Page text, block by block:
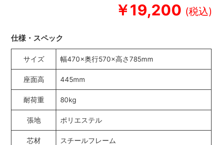
￥19,200
仕様・スペック
サイズ 幅470×奥行570×高さ785mm
座面高 445mm
耐荷重 80kg
張地 ポリエステル
芯材 スチールフレーム